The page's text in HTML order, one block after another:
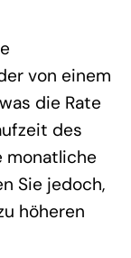
von einem
die Rate
des
monatliche
Sie jedoch,
höheren